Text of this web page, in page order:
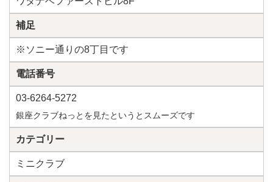
補足
※ソニー通りの8丁目です
電話番号
03-6264-5272
銀座クラブねっとを見たというとスムーズです
カテゴリー
ミニクラブ